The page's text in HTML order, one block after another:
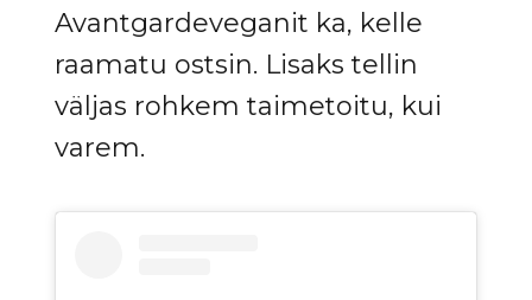
Avantgardeveganit ka, kelle
raamatu ostsin. Lisaks tellin
väljas rohkem taimetoitu, kui
varem.